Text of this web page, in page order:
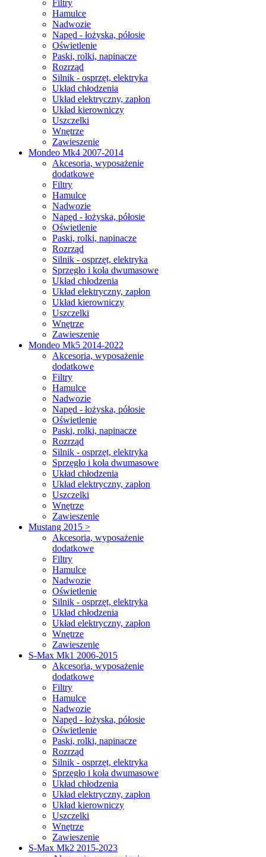
Filtry
Hamulce
Nadwozie
Napęd - łożyska, półosie
Oświetlenie
Paski, rolki, napinacze
Rozrząd
Silnik - osprzęt, elektryka
Układ chłodzenia
Układ elektryczny, zapłon
Układ kierowniczy
Uszczelki
Wnętrze
Zawieszenie
Mondeo Mk4 2007-2014
Akcesoria, wyposażenie
dodatkowe
Filtry
Hamulce
Nadwozie
Napęd - łożyska, półosie
Oświetlenie
Paski, rolki, napinacze
Rozrząd
Silnik - osprzęt, elektryka
Sprzęgło i koła dwumasowe
Układ chłodzenia
Układ elektryczny, zapłon
Układ kierowniczy
Uszczelki
Wnętrze
Zawieszenie
Mondeo Mk5 2014-2022
Akcesoria, wyposażenie
dodatkowe
Filtry
Hamulce
Nadwozie
Napęd - łożyska, półosie
Oświetlenie
Paski, rolki, napinacze
Rozrząd
Silnik - osprzęt, elektryka
Sprzęgło i koła dwumasowe
Układ chłodzenia
Układ elektryczny, zapłon
Uszczelki
Wnętrze
Zawieszenie
Mustang 2015 >
Akcesoria, wyposażenie
dodatkowe
Filtry
Hamulce
Nadwozie
Oświetlenie
Silnik - osprzęt, elektryka
Układ chłodzenia
Układ elektryczny, zapłon
Wnętrze
Zawieszenie
S-Max Mk1 2006-2015
Akcesoria, wyposażenie
dodatkowe
Filtry
Hamulce
Nadwozie
Napęd - łożyska, półosie
Oświetlenie
Paski, rolki, napinacze
Rozrząd
Silnik - osprzęt, elektryka
Sprzęgło i koła dwumasowe
Układ chłodzenia
Układ elektryczny, zapłon
Układ kierowniczy
Uszczelki
Wnętrze
Zawieszenie
S-Max Mk2 2015-2023